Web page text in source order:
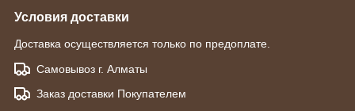
Условия доставки
Доставка осуществляется только по предоплате.
Самовывоз г. Алматы
Заказ доставки Покупателем